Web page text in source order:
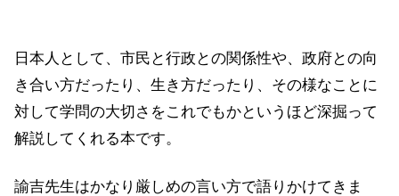
日本人として、市民と行政との関係性や、政府との向
き合い方だったり、生き方だったり、その様なことに
対して学問の大切さをこれでもかというほど深掘って
解説してくれる本です。
諭吉先生はかなり厳しめの言い方で語りかけてきま